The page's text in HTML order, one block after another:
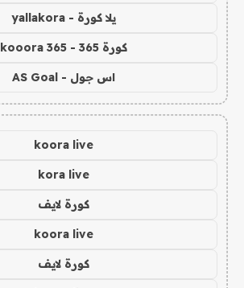
يلا كورة - yallakora
كورة 365 - kooora 365
اس جول - AS Goal
koora live
kora live
كورة لايف
koora live
كورة لايف